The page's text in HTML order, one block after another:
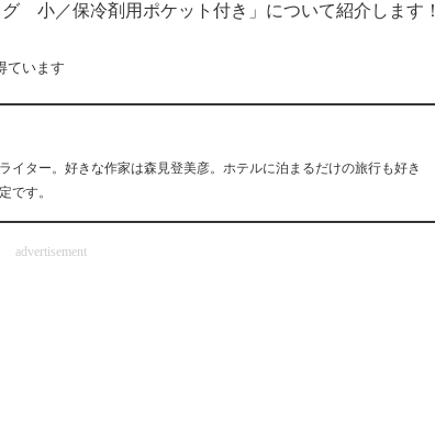
／保冷剤用ポケット付き」について紹介します！
ています
イター。好きな作家は森見登美彦。ホテルに泊まるだけの旅行も好き
です。
advertisement